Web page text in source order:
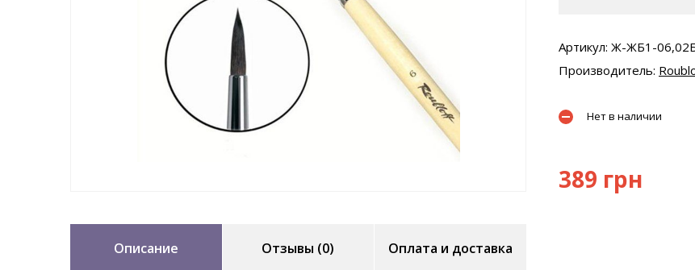
Описание Отзывы (0) Оплата и доставка
Артикул: Ж-ЖБ1-
Производитель:
Нет в наличии
389 грн